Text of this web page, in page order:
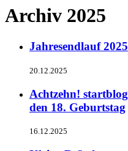
Archiv 2025
Jahresendlauf 2025
20.12.2025
Achtzehn!
den 18. Geburtstag
16.12.2025